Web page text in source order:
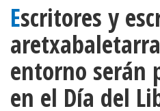
Escritores y escritoras
entorno serán
en el Día del